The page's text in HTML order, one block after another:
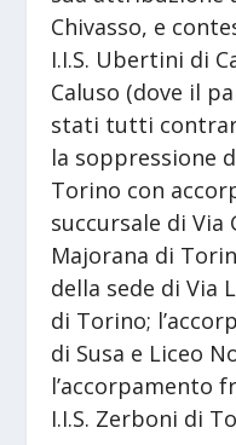
Chivasso, e
I.I.S. Ubertini di
Caluso (dove il
stati tutti
la soppressione
Torino con
succursale di Via
Majorana di
della sede di Via
di Torino;
di Susa e Liceo
l’accorpamento
I.I.S. Zerboni di